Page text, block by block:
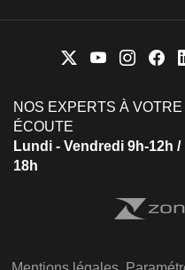
NOS EXPERTS À VOTRE
ÉCOUTE
Lundi - Vendredi 9h-12h /
18h